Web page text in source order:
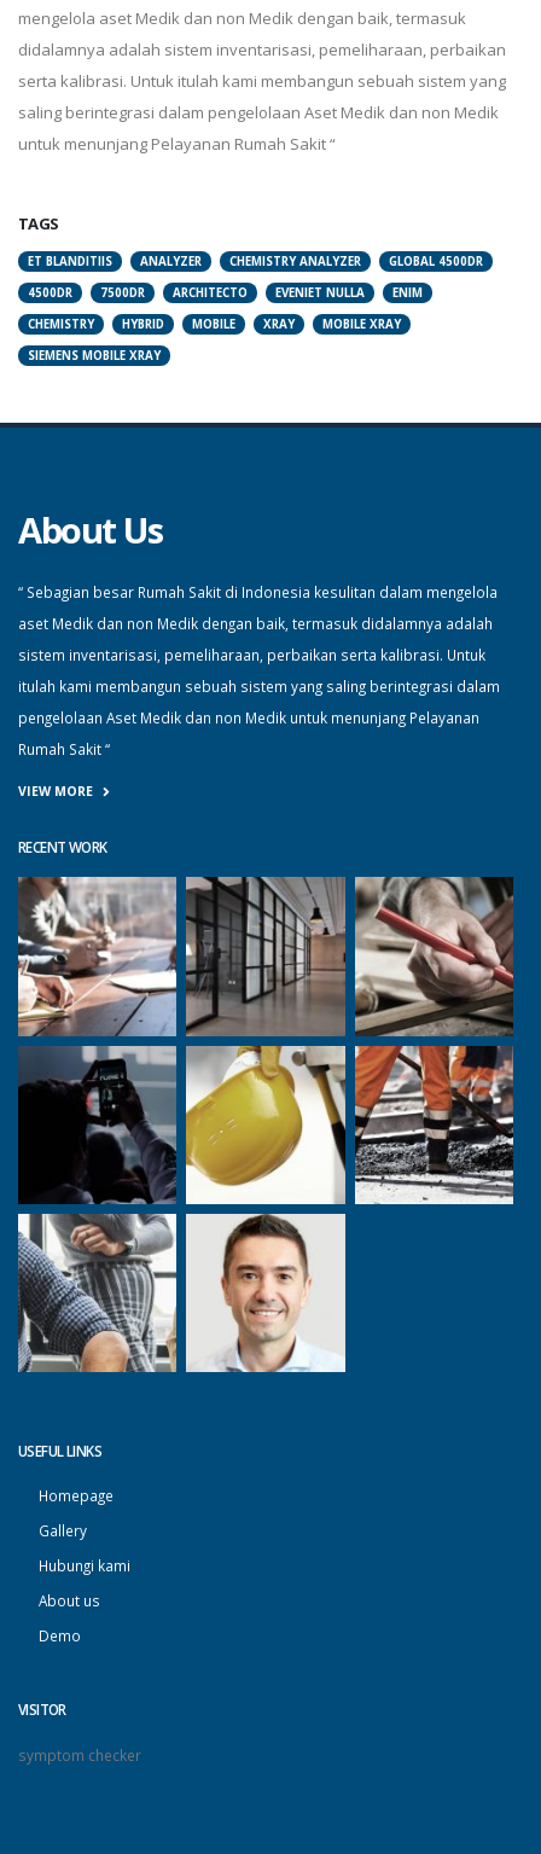
mengelola aset Medik dan non Medik dengan baik, termasuk
didalamnya adalah sistem inventarisasi, pemeliharaan, perbaikan
serta kalibrasi. Untuk itulah kami membangun sebuah sistem yang
saling berintegrasi dalam pengelolaan Aset Medik dan non Medik
untuk menunjang Pelayanan Rumah Sakit “
TAGS
ET BLANDITIIS ANALYZER CHEMISTRY ANALYZER
GLOBAL 4500DR
4500DR
7500DR ARCHITECTO EVENIET NULLA
ENIM
CHEMISTRY
HYBRID MOBILE XRAY
MOBILE XRAY
SIEMENS MOBILE XRAY
About Us
“ Sebagian besar Rumah Sakit di Indonesia kesulitan dalam mengelola
aset Medik dan non Medik dengan baik, termasuk didalamnya adalah
sistem inventarisasi, pemeliharaan, perbaikan serta kalibrasi. Untuk
itulah kami membangun sebuah sistem yang saling berintegrasi dalam
pengelolaan Aset Medik dan non Medik untuk menunjang Pelayanan
Rumah Sakit “
VIEW MORE
RECENT WORK
USEFUL LINKS
Homepage
Gallery
Hubungi kami
About us
Demo
VISITOR
symptom checker